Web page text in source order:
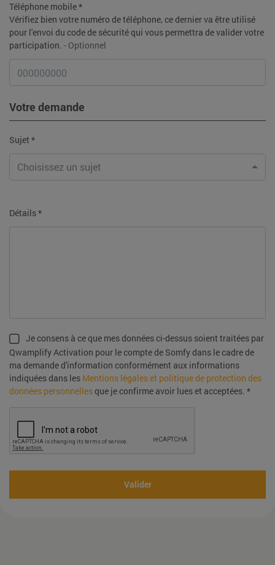
Téléphone mobile *
Vérifiez bien votre numéro de téléphone, ce dernier va être utilisé
pour l'envoi du code de sécurité qui vous permettra de valider votre
participation. - Optionnel
Votre demande
Sujet *
Choisissez un sujet
Détails *
Je consens à ce que mes données ci-dessus soient traitées par
Qwamplify Activation pour le compte de Somfy dans le cadre de
ma demande d'information conformément aux informations
indiquées dans les Mentions légales et politique de protection des
données personnellesque je confirme avoir lues et acceptées. *
Valider